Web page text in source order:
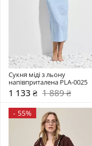
Сукня міді з льону
напівприталена PLA-0025
1 133 ₴ 1 889 ₴
- 55%